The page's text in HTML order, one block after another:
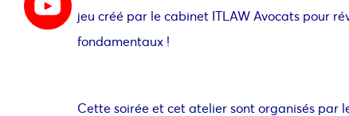
jeu créé par le cabinet ITLAW Avocats pour
fondamentaux !
Cette soirée et cet atelier sont organisés par